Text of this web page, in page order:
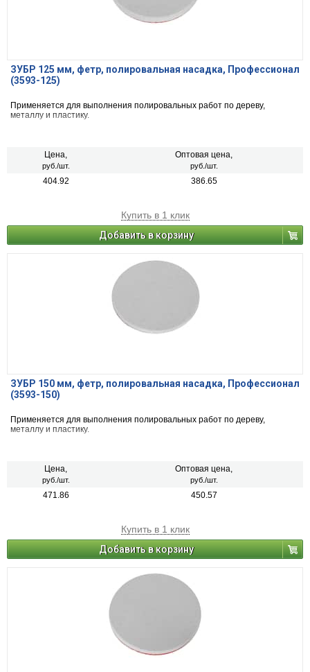
ЗУБР 125 мм, фетр, полировальная насадка, Профессионал
(3593-125)
Применяется для выполнения полировальных работ по дереву,
металлу и пластику.
Цена,
руб./шт.
Оптовая цена,
руб./шт.
404.92 386.65
Купить в 1 клик
Добавить в корзину
ЗУБР 150 мм, фетр, полировальная насадка, Профессионал
(3593-150)
Применяется для выполнения полировальных работ по дереву,
металлу и пластику.
Цена,
руб./шт.
Оптовая цена,
руб./шт.
471.86 450.57
Купить в 1 клик
Добавить в корзину